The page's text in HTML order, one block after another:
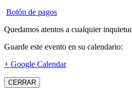
Botón de pagos
Quedamos atentos a cualquier
Guarde este evento en su calendario:
+ Google Calendar
CERRAR